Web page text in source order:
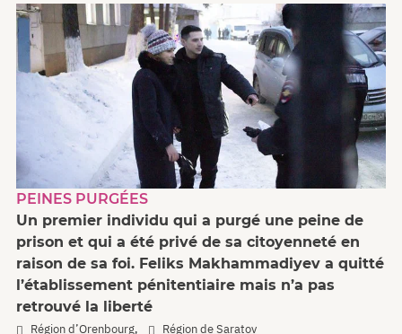
PEINES PURGÉES
Un premier individu qui a purgé une peine de
prison et qui a été privé de sa citoyenneté en
raison de sa foi. Feliks Makhammadiyev a quitté
l’établissement pénitentiaire mais n’a pas
retrouvé la liberté
Région d’Orenbourg, Région de Saratov